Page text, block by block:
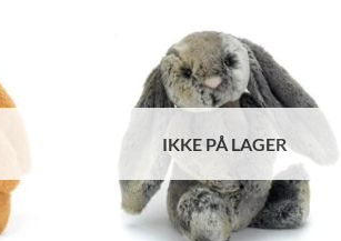
IKKE PÅ LAGER